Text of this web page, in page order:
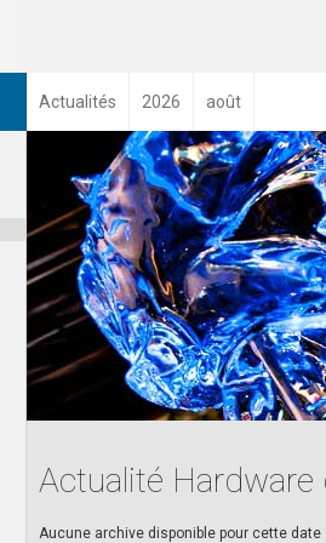
Actualités 2026 août
Actualité Hardware
Aucune archive disponible pour cette date